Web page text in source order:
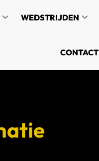
WEDSTRIJDEN
CONTACT